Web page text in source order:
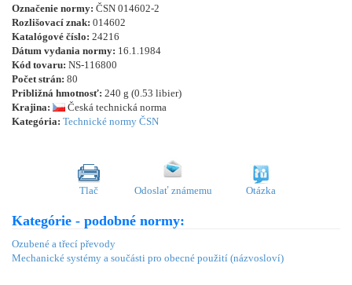
Označenie normy: ČSN 014602-2
Rozlišovací znak: 014602
Katalógové číslo: 24216
Dátum vydania normy: 16.1.1984
Kód tovaru: NS-116800
Počet strán: 80
Približná hmotnosť: 240 g (0.53 libier)
Krajina:
Česká technická norma
Kategória: Technické normy ČSN
Tlač Odoslať známemu Otázka
Kategórie - podobné normy:
Ozubené a třecí převody
Mechanické systémy a součásti pro obecné použití (názvosloví)